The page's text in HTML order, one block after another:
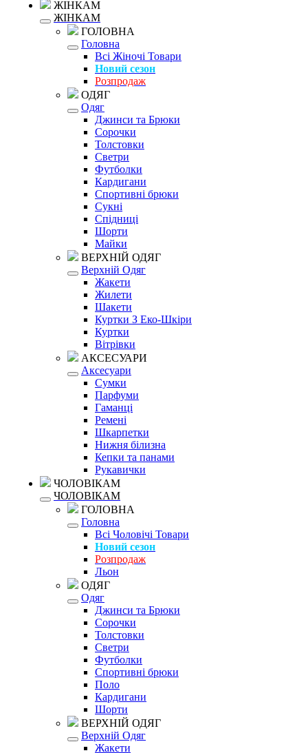
ЖІНКАМ
ЖІНКАМ
ГОЛОВНА
Головна
Всі Жіночі Товари
Новий сезон
Розпродаж
ОДЯГ
Одяг
Джинси та Брюки
Сорочки
Толстовки
Светри
Футболки
Кардигани
Спортивні брюки
Сукні
Спідниці
Шорти
Майки
ВЕРХНІЙ ОДЯГ
Верхній Одяг
Жакети
Жилети
Шакети
Куртки З Еко-Шкіри
Куртки
Вітрівки
АКСЕСУАРИ
Аксесуари
Сумки
Парфуми
Гаманці
Ремені
Шкарпетки
Нижня білизна
Кепки та панами
Рукавички
ЧОЛОВІКАМ
ЧОЛОВІКАМ
ГОЛОВНА
Головна
Всі Чоловічі Товари
Новий сезон
Розпродаж
Льон
ОДЯГ
Одяг
Джинси та Брюки
Сорочки
Толстовки
Светри
Футболки
Спортивні брюки
Поло
Кардигани
Шорти
ВЕРХНІЙ ОДЯГ
Верхній Одяг
Жакети